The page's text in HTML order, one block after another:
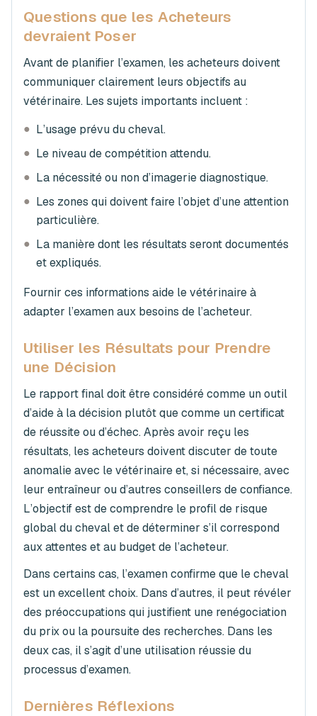
Questions que les Acheteurs
devraient Poser
Avant de planifier l’examen, les acheteurs doivent
communiquer clairement leurs objectifs au
vétérinaire. Les sujets importants incluent :
● L’usage prévu du cheval.
● Le niveau de compétition attendu.
● La nécessité ou non d’imagerie diagnostique.
● Les zones qui doivent faire l’objet d’une attention
particulière.
● La manière dont les résultats seront documentés
et expliqués.
Fournir ces informations aide le vétérinaire à
adapter l’examen aux besoins de l’acheteur.
Utiliser les Résultats pour Prendre
une Décision
Le rapport final doit être considéré comme un outil
d’aide à la décision plutôt que comme un certificat
de réussite ou d’échec. Après avoir reçu les
résultats, les acheteurs doivent discuter de toute
anomalie avec le vétérinaire et, si nécessaire, avec
leur entraîneur ou d’autres conseillers de confiance.
L’objectif est de comprendre le profil de risque
global du cheval et de déterminer s’il correspond
aux attentes et au budget de l’acheteur.
Dans certains cas, l’examen confirme que le cheval
est un excellent choix. Dans d’autres, il peut révéler
des préoccupations qui justifient une renégociation
du prix ou la poursuite des recherches. Dans les
deux cas, il s’agit d’une utilisation réussie du
processus d’examen.
Dernières Réflexions